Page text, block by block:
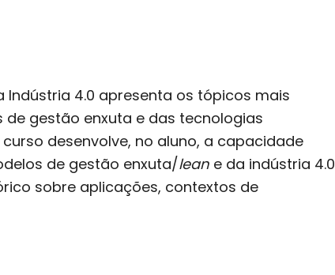
Indústria 4.0 apresenta os tópicos mais
gestão enxuta e das tecnologias
desenvolve, no aluno, a capacidade
de gestão enxuta/leane da indústria 4.0
sobre aplicações, contextos de